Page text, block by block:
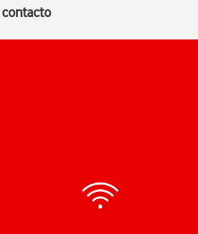
contacto